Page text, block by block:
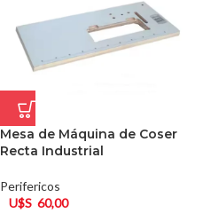
Mesa de Máquina de Coser
Recta Industrial
Perifericos
U$S 60,00